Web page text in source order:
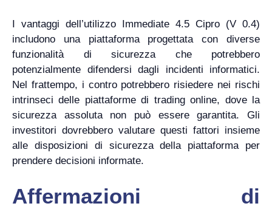
I vantaggi dell’utilizzo Immediate 4.5 Cipro (V 0.4)
includono una piattaforma progettata con diverse
funzionalità di sicurezza che potrebbero
potenzialmente difendersi dagli incidenti informatici.
Nel frattempo, i contro potrebbero risiedere nei rischi
intrinseci delle piattaforme di trading online, dove la
sicurezza assoluta non può essere garantita. Gli
investitori dovrebbero valutare questi fattori insieme
alle disposizioni di sicurezza della piattaforma per
prendere decisioni informate.
Affermazioni di